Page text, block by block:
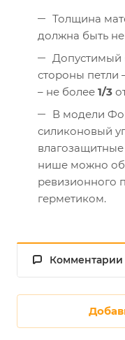
Толщина
должна быть
Допустимый
стороны петли
– не более 1/3
В модели
силиконовый
влагозащитные
нише можно
ревизионного
герметиком.
Комментарии